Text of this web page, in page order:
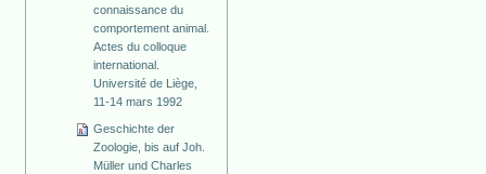
connaissance du
comportement animal.
Actes du colloque
international.
Université de Liège,
11-14 mars 1992
Geschichte der
Zoologie, bis auf Joh.
Müller und Charles